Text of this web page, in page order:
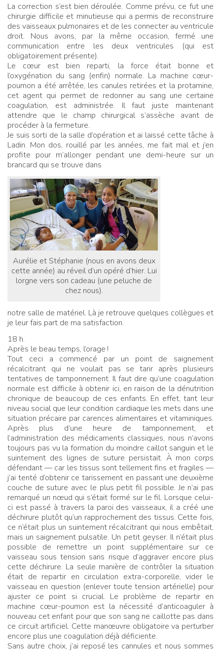
La correction s’est bien déroulée. Comme prévu, ce fut une
chirurgie difficile et minutieuse qui a permis de reconstruire
des vaisseaux pulmonaires et de les connecter au ventricule
droit. Nous avons, par la même occasion, fermé une
communication entre les deux ventricules (qui est
obligatoirement présente).
Le cœur est bien reparti, la force était bonne et
l’oxygénation du sang (enfin) normale. La machine cœur-
poumon a été arrêtée, les canules retirées et la protamine,
cet agent qui permet de redonner au sang une certaine
coagulation, est administrée. Il faut juste maintenant
attendre que le champ chirurgical s’assèche avant de
procéder à la fermeture.
Je suis sorti de la salle d’opération et ai laissé cette tâche à
Ladin. Mon dos, rouillé par les années, me fait mal et j’en
profite pour m’allonger pendant une demi-heure sur un
brancard qui se trouve dans
Aurélie et Stéphanie (nous en avons deux
cette année) au réveil d’un opéré d’hier. Lui
lorgne vers son cadeau (une peluche de
chez nous).
notre salle de matériel. Là je retrouve quelques collègues et
je leur fais part de ma satisfaction.
18 h.
Après le beau temps, l’orage !
Tout ceci a commencé par un point de saignement
récalcitrant qui ne voulait pas se tarir après plusieurs
tentatives de tamponnement. Il faut dire qu’une coagulation
normale est difficile à obtenir ici, en raison de la dénutrition
chronique de beaucoup de ces enfants. En effet, tant leur
niveau social que leur condition cardiaque les mets dans une
situation précaire par carences alimentaires et vitaminiques.
Après plus d’une heure de tamponnement, et
l’administration des médicaments classiques, nous n’avons
toujours pas vu la formation du moindre caillot sanguin et le
suintement des lignes de suture persistait. À mon corps
défendant — car les tissus sont tellement fins et fragiles —
j’ai tenté d’obtenir ce tarissement en passant une deuxième
couche de suture avec le plus petit fil possible. Je n’ai pas
remarqué un nœud qui s’était formé sur le fil. Lorsque celui-
ci est passé à travers la paroi des vaisseaux, il a créé une
déchirure plutôt qu’un rapprochement des tissus. Cette fois,
ce n’était plus un suintement récalcitrant qui nous embêtait,
mais un saignement pulsatile. Un petit geyser. Il n’était plus
possible de remettre un point supplémentaire sur ce
vaisseau sous tension sans risque d’aggraver encore plus
cette déchirure. La seule manière de contrôler la situation
était de repartir en circulation extra-corporelle, vider le
vaisseau en question (enlever toute tension artérielle) pour
ajuster ce point si crucial. Le problème de repartir en
machine cœur-poumon est la nécessité d’anticoaguler à
nouveau cet enfant pour que son sang ne caillotte pas dans
ce circuit artificiel. Cette manœuvre obligatoire va perturber
encore plus une coagulation déjà déficiente.
Sans autre choix, j’ai reposé les cannules et nous sommes